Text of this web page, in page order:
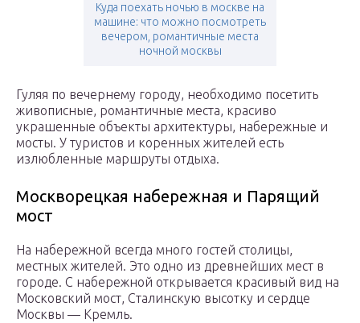
Куда поехать ночью в москве на
машине: что можно посмотреть
вечером, романтичные места
ночной москвы
Гуляя по вечернему городу, необходимо посетить
живописные, романтичные места, красиво
украшенные объекты архитектуры, набережные и
мосты. У туристов и коренных жителей есть
излюбленные маршруты отдыха.
Москворецкая набережная и Парящий
мост
На набережной всегда много гостей столицы,
местных жителей. Это одно из древнейших мест в
городе. С набережной открывается красивый вид на
Московский мост, Сталинскую высотку и сердце
Москвы — Кремль.